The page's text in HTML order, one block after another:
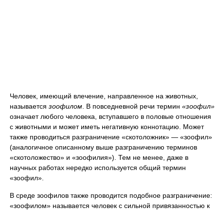
Человек, имеющий влечение, направленное на животных,
называется зоофилом . В повседневной речи термин «зоофил»
означает любого человека, вступавшего в половые отношения
с животными и может иметь негативную коннотацию. Может
также проводиться разграничение «скотоложник» — «зоофил»
(аналогичное описанному выше разграничению терминов
«скотоложество» и «зоофилия»). Тем не менее, даже в
научных работах нередко используется общий термин
«зоофил».
В среде зоофилов также проводится подобное разграничение:
«зоофилом» называется человек с сильной привязанностью к